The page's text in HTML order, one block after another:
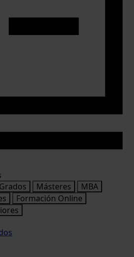
Másteres
MBA
Formación Online